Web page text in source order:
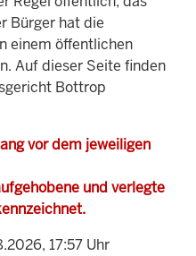
Bürger hat die
einem öffentlichen
Auf dieser Seite finden
Bottrop
vor dem jeweiligen
und verlegte
17:57 Uhr